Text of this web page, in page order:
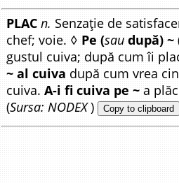
PLAC n. Senzație de
chef; voie. ◊ Pe (sau după) ~
gustul cuiva; după cum îi
~ al cuiva după cum vrea
cuiva.A-i fi cuiva pe ~ a
(Sursa: NODEX) Copy to clipboard